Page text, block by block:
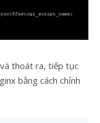
thoát ra, tiếp tục
bằng cách chỉnh